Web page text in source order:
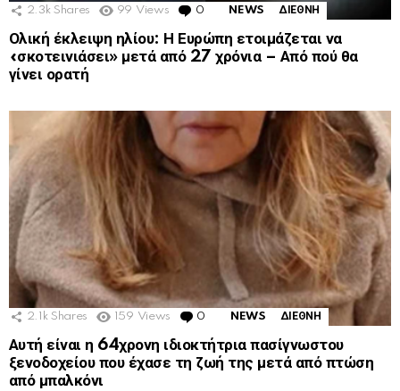
2.3k Shares 99 Views 0 Comments
NEWS ΔΙΕΘΝΗ
Ολική έκλειψη ηλίου: Η Ευρώπη ετοιμάζεται να
«σκοτεινιάσει» μετά από 27 χρόνια – Από πού θα
γίνει ορατή
2.1k Shares 159 Views 0 Comments
NEWS ΔΙΕΘΝΗ
Αυτή είναι η 64χρονη ιδιοκτήτρια πασίγνωστου
ξενοδοχείου που έχασε τη ζωή της μετά από πτώση
από μπαλκόνι